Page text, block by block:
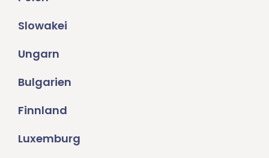
Slowakei
Ungarn
Bulgarien
Finnland
Luxemburg